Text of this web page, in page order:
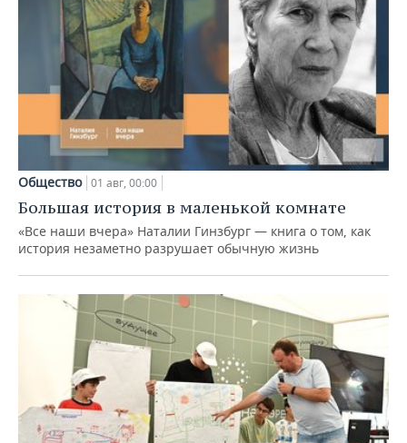
Общество 01 авг, 00:00
Большая история в маленькой комнате
«Все наши вчера» Наталии Гинзбург — книга о том, как
история незаметно разрушает обычную жизнь